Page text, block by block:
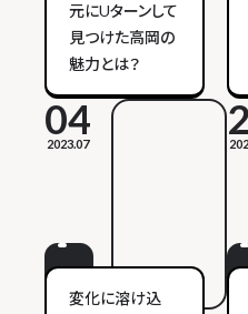
元にUターンして
見つけた高岡の
魅力とは？
04
2023.07
変化に溶け込